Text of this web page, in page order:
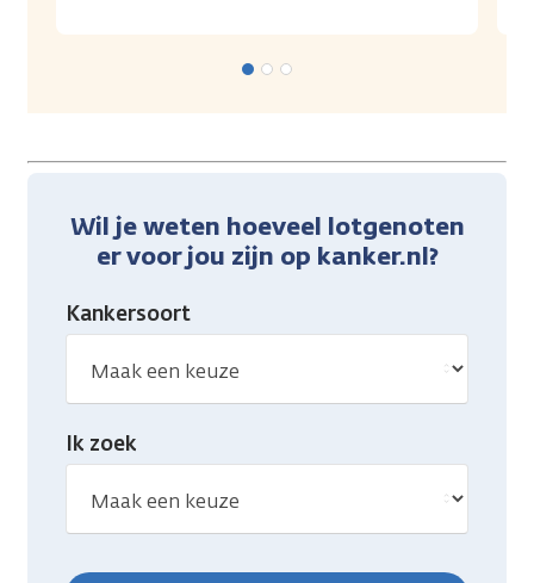
Wil je weten hoeveel lotgenoten
er voor jou zijn op kanker.nl?
Kankersoort
Ik zoek